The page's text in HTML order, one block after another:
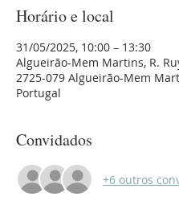
Horário e local
31/05/2025, 10:00 – 13:30
Algueirão-Mem Martins, R.
2725-079 Algueirão-Mem
Portugal
Convidados
+6 outros